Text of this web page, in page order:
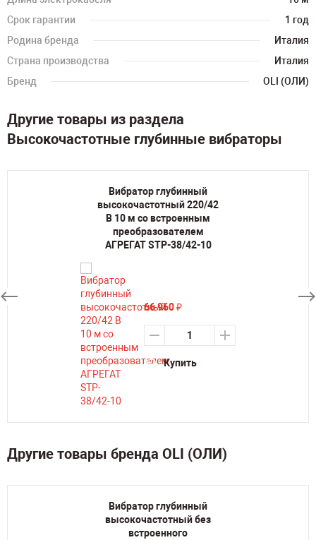
Срок гарантии
1 год
Родина бренда
Италия
Страна производства
Италия
Бренд
OLI (ОЛИ)
Другие товары из раздела
Высокочастотные глубинные вибраторы
Вибратор глубинный
высокочастотный 220/42
В 10 м со встроенным
преобразователем
АГРЕГАТ STP-38/42-10
66 960₽
Купить
Другие товары бренда OLI (ОЛИ)
Вибратор глубинный
высокочастотный без
встроенного